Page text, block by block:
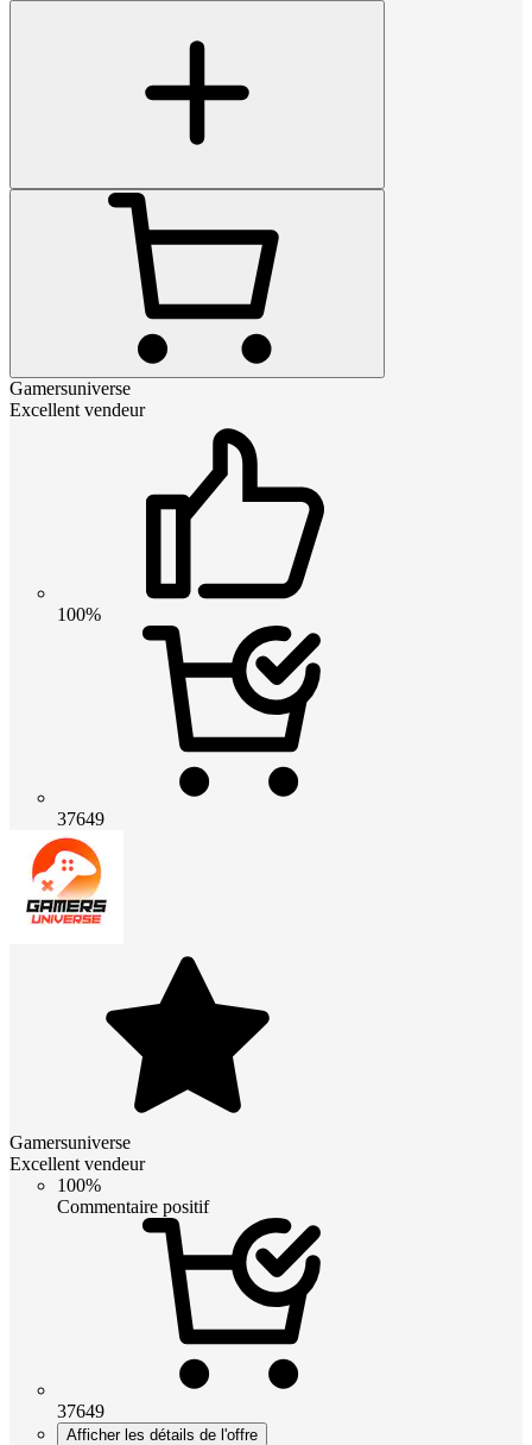
Gamersuniverse
Excellent vendeur
100%
37649
Gamersuniverse
Excellent vendeur
100%
Commentaire positif
37649
Afficher les détails de l'offre